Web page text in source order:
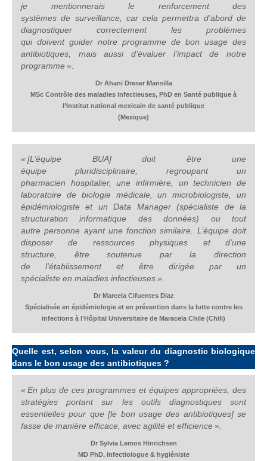
je mentionnerais le renforcement des
systèmes de surveillance, car cela permettra d’abord de
diagnostiquer correctement les problèmes
qui doivent guider notre programme de bon usage des
antibiotiques, mais aussi d’évaluer l’impact de notre
programme ».
Dr Ahani Dreser Mansilla
MSc Contrôle des maladies infectieuses, PhD en Santé publique à
l’Institut national mexicain de santé publique
(Mexique)
« [L’équipe BUA] doit être une
équipe pluridisciplinaire, regroupant un
pharmacien hospitalier, une infirmière, un technicien de
laboratoire de biologie médicale, un microbiologiste, un
épidémiologiste et unData Manager(spécialiste de la
structuration informatique des données) ou tout
autre personne ayant une fonction similaire. L’équipe doit
disposer de ressources physiques et d’une
structure, être soutenue par la direction
de l’établissement et être dirigée par un
spécialiste en maladies infectieuses ».
Dr Marcela Cifuentes Diaz
Spécialisée en épidémiologie et en prévention dans la lutte contre les
infections à l’Hôpital Universitaire de Maracela Chile (Chili)
Quelle est, selon vous, la valeur du diagnostic biologique
dans le bon usage des antibiotiques ?
« En plus de ces programmes et équipes appropriées, des
stratégies portant sur les outils diagnostiques sont
essentielles pour que [le bon usage des antibiotiques] se
fasse de manière efficace, avec agilité et efficience ».
Dr Sylvia Lemos Hinrichsen
MD PhD, Infectiologue & hygiéniste